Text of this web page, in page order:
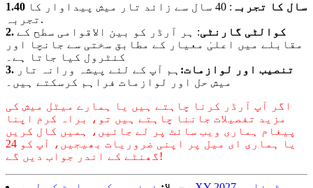
1.40 سال کا تجربہ
: 40 سال سے زائد تار میش پیداوار کا
تجربہ.
2. کوالٹی گارنٹی: ہر آرڈر کو بین الاقوامی سطح کے
مقابلے میں اعلیٰ معیار کے مطابق سختی سے جانچا اور
کنٹرول کیا جاتا ہے۔
3. تنصیب اور لوازمات: ہم آپ کے لئے پیشہ ورانہ تار
میش حل اور لوازمات فراہم کرسکتے ہیں۔
اگر آپ آرڈر کرنا چاہتے ہیں یا ہمارے میٹل میش کی
مزید تفصیلات جاننا چاہتے ہیں تو، براہ کرم اپنا
پیغام ہماری ویب سائٹ پر لے جائیں، ہمیں کال کریں
یا ہماری ای میل پر اپنی ضروریات بھیجیں، آپ کو 24
گھنٹے کے اندر جواب دیں گے!